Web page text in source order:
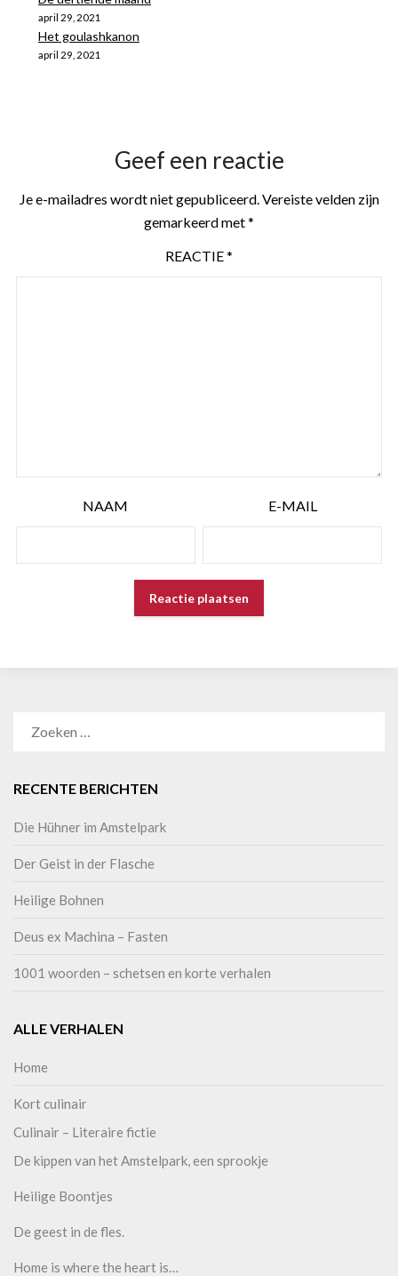
april 29, 2021
Het goulashkanon
april 29, 2021
Geef een reactie
Je e-mailadres wordt niet gepubliceerd. Vereiste velden zijn
gemarkeerd met*
REACTIE*
NAAM E-MAIL
RECENTE BERICHTEN
Die Hühner im Amstelpark
Der Geist in der Flasche
Heilige Bohnen
Deus ex Machina – Fasten
1001 woorden – schetsen en korte verhalen
ALLE VERHALEN
Home
Kort culinair
Culinair – Literaire fictie
De kippen van het Amstelpark, een sprookje
Heilige Boontjes
De geest in de fles.
Home is where the heart is…